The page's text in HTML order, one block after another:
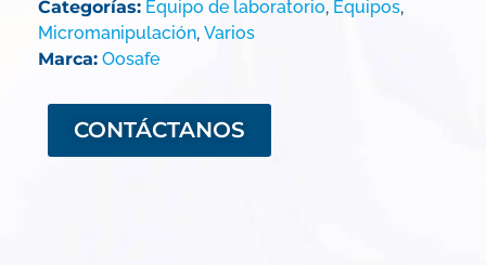
Categorías: Equipo de laboratorio, Equipos,
Micromanipulación, Varios
Marca: Oosafe
CONTÁCTANOS